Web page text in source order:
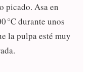
picado. Asa en
°C durante unos
la pulpa esté muy